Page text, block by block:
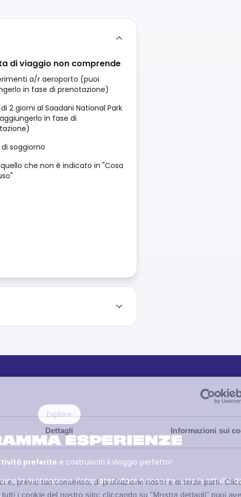
Dettagli Informazioni sui
e, previo tuo consenso, di profilazione nostri e di terze parti.
i cookie del nostro sito; cliccando su "Mostra dettagli" puoi
di viaggio non comprende
a/r aeroporto (puoi
in fase di prenotazione)
2 giorni al Saadani National Park
in fase di
di soggiorno
che non è indicato in "Cosa
Explore
ESPERIENZE
preferite e costruisciti il viaggio perfetto!
la destinazione. Potraiprenotaree scoprire tutte le attività